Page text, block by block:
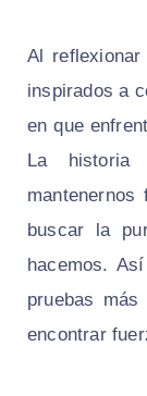
Al
inspirados a
en que
La
buscar la
hacemos.
pruebas
encontrar